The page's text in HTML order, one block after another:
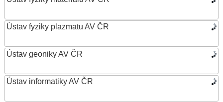
Ústav fyziky plazmatu AV ČR
Ústav geoniky AV ČR
Ústav informatiky AV ČR